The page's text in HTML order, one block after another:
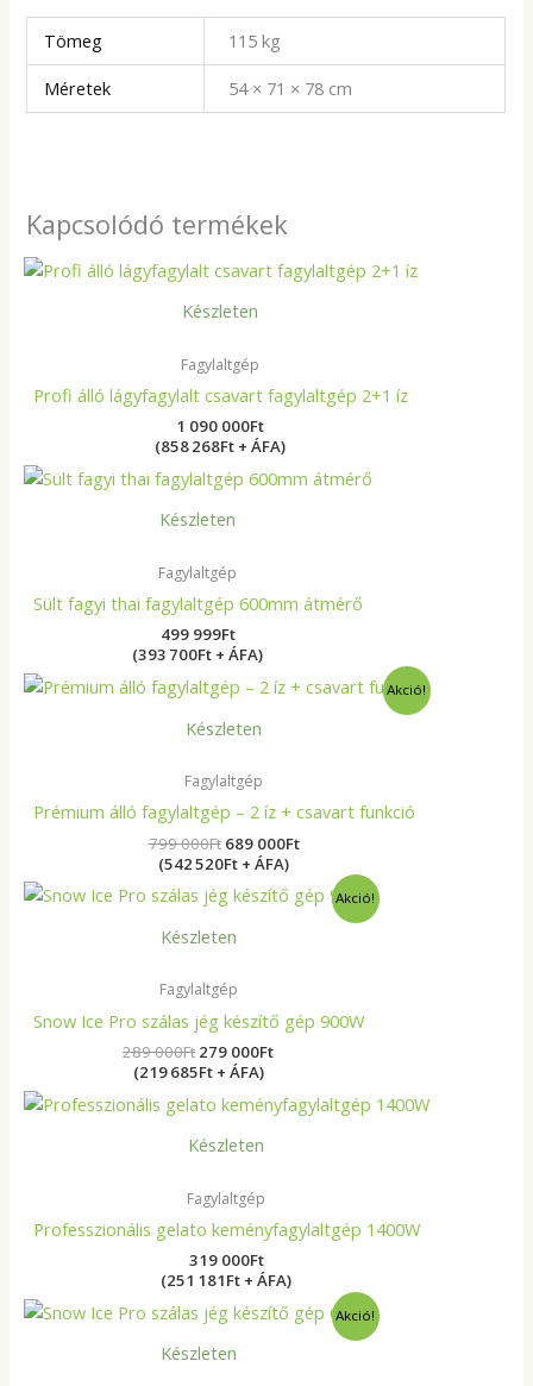
Tömeg
115 kg
Méretek
54 × 71 × 78 cm
Kapcsolódó termékek
Készleten
Fagylaltgép
Profi álló lágyfagylalt csavart fagylaltgép 2+1 íz
1 090 000Ft
(858 268Ft + ÁFA)
Készleten
Fagylaltgép
Sült fagyi thai fagylaltgép 600mm átmérő
499 999Ft
(393 700Ft + ÁFA)
Akció!
Készleten
Fagylaltgép
Prémium álló fagylaltgép – 2 íz + csavart funkció
799 000Ft
Original
price
was:
799
689 000Ft
Current
(542 520Ft + ÁFA)
Akció!
Készleten
Fagylaltgép
Snow Ice Pro szálas jég készítő gép 900W
289 000Ft
Original
price
was:
289
279 000Ft
Current
price
(219 685Ft + ÁFA)
Készleten
Fagylaltgép
Professzionális gelato keményfagylaltgép 1400W
319 000Ft
(251 181Ft + ÁFA)
Akció!
Készleten
Original
price
was:
Current
price